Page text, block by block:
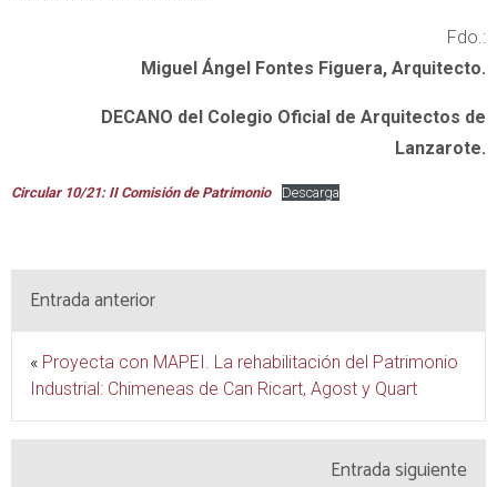
Fdo.:
Miguel Ángel Fontes Figuera, Arquitecto.
DECANO del Colegio Oficial de Arquitectos de
Lanzarote.
Circular 10/21: II Comisión de Patrimonio Descarga
Entrada anterior
« Proyecta con MAPEI. La rehabilitación del Patrimonio
Industrial: Chimeneas de Can Ricart, Agost y Quart
Entrada siguiente